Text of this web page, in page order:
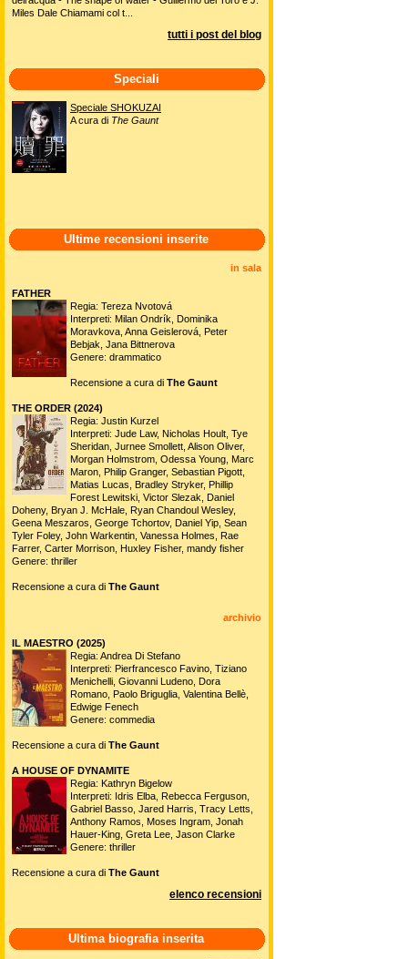
Miles Dale Chiamami col t...
tutti i post del blog
Speciali
Speciale SHOKUZAI
A cura di The Gaunt
Ultime recensioni inserite
in sala
FATHER
Regia: Tereza Nvotová
Interpreti: Milan Ondrík, Dominika
Moravkova, Anna Geislerová, Peter
Bebjak, Jana Bittnerova
Genere: drammatico
Recensione a cura di The Gaunt
THE ORDER (2024)
Regia: Justin Kurzel
Interpreti: Jude Law, Nicholas Hoult, Tye
Sheridan, Jurnee Smollett, Alison Oliver,
Morgan Holmstrom, Odessa Young, Marc
Maron, Philip Granger, Sebastian Pigott,
Matias Lucas, Bradley Stryker, Phillip
Forest Lewitski, Victor Slezak, Daniel
Doheny, Bryan J. McHale, Ryan Chandoul Wesley,
Geena Meszaros, George Tchortov, Daniel Yip, Sean
Tyler Foley, John Warkentin, Vanessa Holmes, Rae
Farrer, Carter Morrison, Huxley Fisher, mandy fisher
Genere: thriller
Recensione a cura di The Gaunt
archivio
IL MAESTRO (2025)
Regia: Andrea Di Stefano
Interpreti: Pierfrancesco Favino, Tiziano
Menichelli, Giovanni Ludeno, Dora
Romano, Paolo Briguglia, Valentina Bellè,
Edwige Fenech
Genere: commedia
Recensione a cura di The Gaunt
A HOUSE OF DYNAMITE
Regia: Kathryn Bigelow
Interpreti: Idris Elba, Rebecca Ferguson,
Gabriel Basso, Jared Harris, Tracy Letts,
Anthony Ramos, Moses Ingram, Jonah
Hauer-King, Greta Lee, Jason Clarke
Genere: thriller
Recensione a cura di The Gaunt
elenco recensioni
Ultima biografia inserita